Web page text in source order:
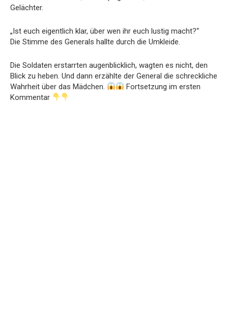
Gelächter.
„Ist euch eigentlich klar, über wen ihr euch lustig macht?“
Die Stimme des Generals hallte durch die Umkleide.
Die Soldaten erstarrten augenblicklich, wagten es nicht, den
Blick zu heben. Und dann erzählte der General die schreckliche
Wahrheit über das Mädchen.
Fortsetzung im ersten
Kommentar